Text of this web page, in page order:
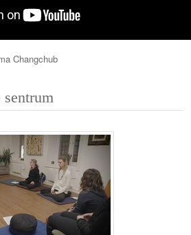
Changchub